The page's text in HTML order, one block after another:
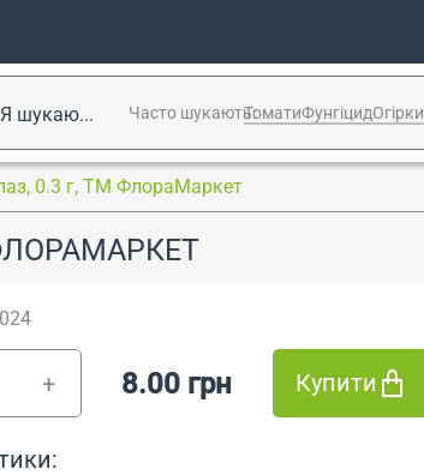
Часто шукають:ТоматиФунгіцидОгірки
0.3 г, ТМ ФлораМаркет
+ 8.00 грн Купити